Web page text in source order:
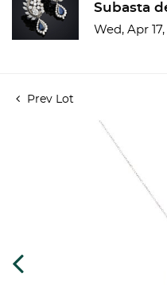
Subasta
Wed, Apr
Prev Lot